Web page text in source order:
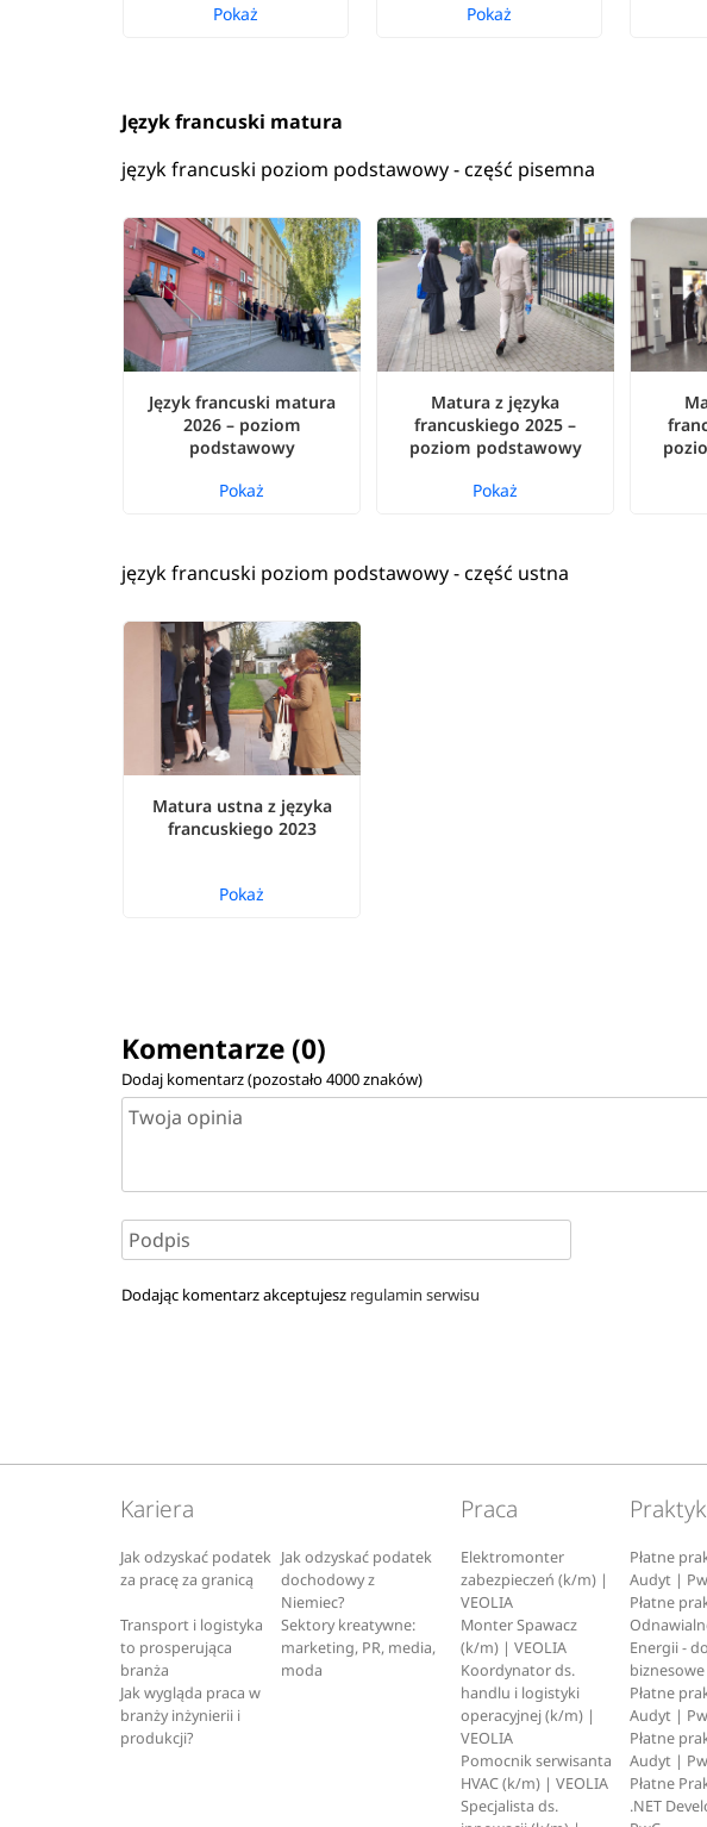
Pokaż Pokaż
Język francuski matura
język francuski poziom podstawowy - część pisemna
Język francuski matura
2026 – poziom
podstawowy
Pokaż
Matura z języka
francuskiego 2025 –
poziom podstawowy
Pokaż
język francuski poziom podstawowy - część ustna
Matura ustna z języka
francuskiego 2023
Pokaż
Komentarze (0)
Dodaj komentarz (pozostało4000znaków)
Dodając komentarz akceptujesz regulamin serwisu
Kariera
Jak odzyskać podatek
za pracę za granicą
Jak odzyskać podatek
dochodowy z
Niemiec?
Transport i logistyka
to prosperująca
branża
Sektory kreatywne:
marketing, PR, media,
moda
Jak wygląda praca w
branży inżynierii i
produkcji?
Praca
Elektromonter
zabezpieczeń (k/m) |
VEOLIA
Monter Spawacz
(k/m) | VEOLIA
Koordynator ds.
handlu i logistyki
operacyjnej (k/m) |
VEOLIA
Pomocnik serwisanta
HVAC (k/m) | VEOLIA
Specjalista ds.
Płatne
Audyt |
Płatne
Energii -
Płatne
Audyt |
Płatne
Audyt |
Płatne
.NET